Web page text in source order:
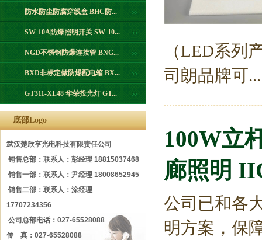
防水防尘防腐穿线盒 BHC防...
SW-10A防爆照明开关 SW-10...
NGD不锈钢防爆连接管 BNG...
BXD非标定做防爆配电箱 BX...
GT311-XL48 华荣投光灯 GT...
底部Logo
武汉楚欣亨光电科技有限责任公司
销售总部：联系人：彭经理 18815037468
销售一部：联系人：尹经理 18008652945
销售二部：联系人：涂经理
17707234356
公司总部电话：027-65528088
传 真：027-65528088
（LED系列
司朗品牌可...
100W立
廊照明
公司已和各
明方案，保